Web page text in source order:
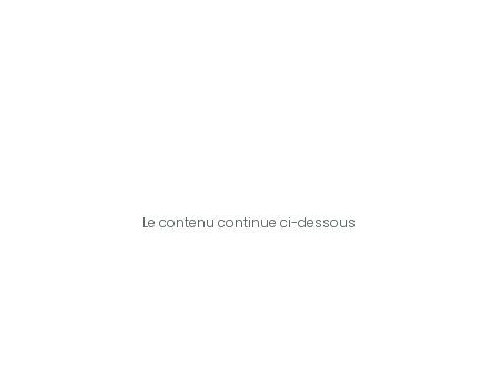
Le contenu continue ci-dessous